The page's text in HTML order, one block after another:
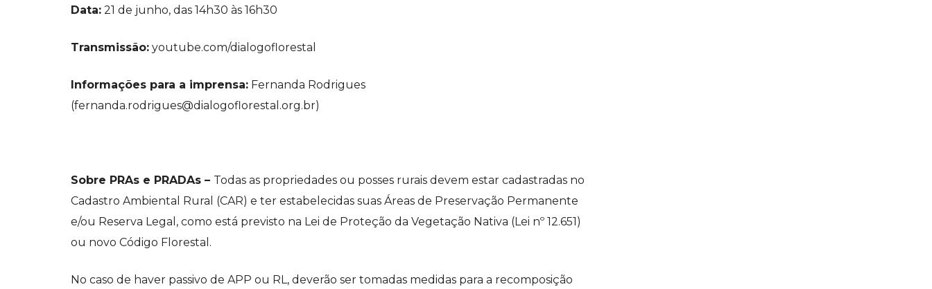
Data: 21 de junho, das 14h30 às 16h30
Transmissão: youtube.com/dialogoflorestal
Informações para a imprensa: Fernanda Rodrigues
(fernanda.rodrigues@dialogoflorestal.org.br)
Sobre PRAs e PRADAs – Todas as propriedades ou posses rurais devem estar cadastradas no
Cadastro Ambiental Rural (CAR) e ter estabelecidas suas Áreas de Preservação Permanente
e/ou Reserva Legal, como está previsto na Lei de Proteção da Vegetação Nativa (Lei nº 12.651)
ou novo Código Florestal.
No caso de haver passivo de APP ou RL, deverão ser tomadas medidas para a recomposição